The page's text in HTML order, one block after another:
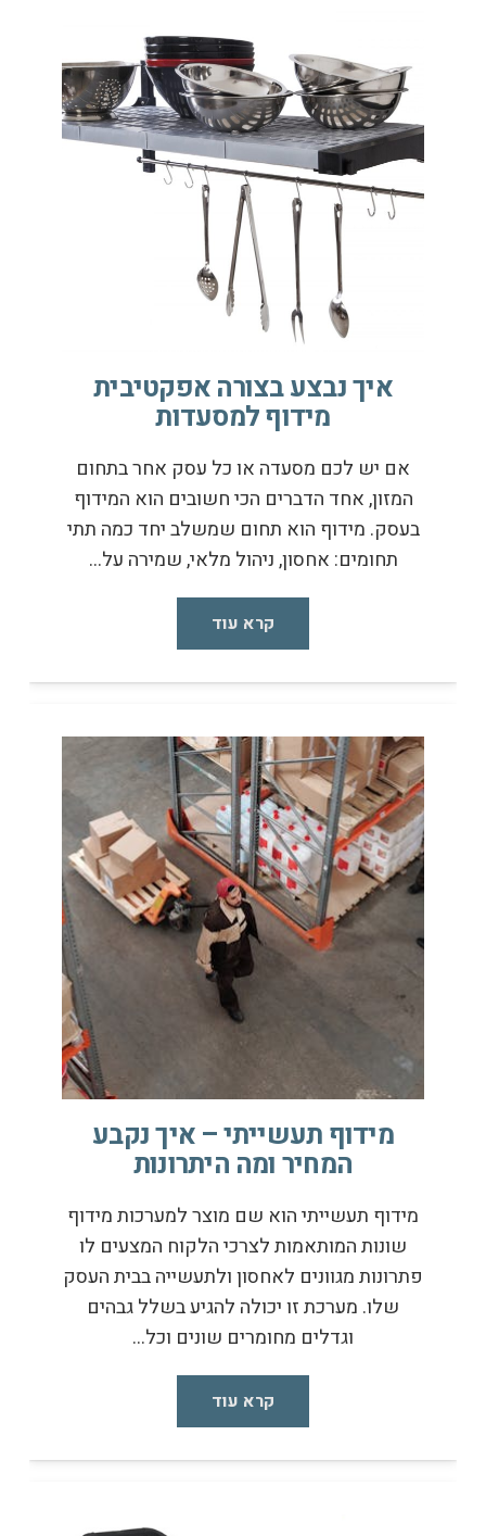
איך נבצע בצורה אפקטיבית
מידוף למסעדות
אם יש לכם מסעדה או כל עסק אחר בתחום
המזון, אחד הדברים הכי חשובים הוא המידוף
בעסק. מידוף הוא תחום שמשלב יחד כמה תתי
תחומים: אחסון, ניהול מלאי, שמירה על…
קרא עוד
מידוף תעשייתי – איך נקבע
המחיר ומה היתרונות
מידוף תעשייתי הוא שם מוצר למערכות מידוף
שונות המותאמות לצרכי הלקוח המצעים לו
פתרונות מגוונים לאחסון ולתעשייה בבית העסק
שלו. מערכת זו יכולה להגיע בשלל גבהים
וגדלים מחומרים שונים וכל…
קרא עוד